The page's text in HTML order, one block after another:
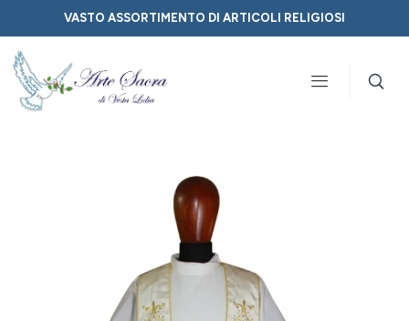
VASTO ASSORTIMENTO DI ARTICOLI RELIGIOSI